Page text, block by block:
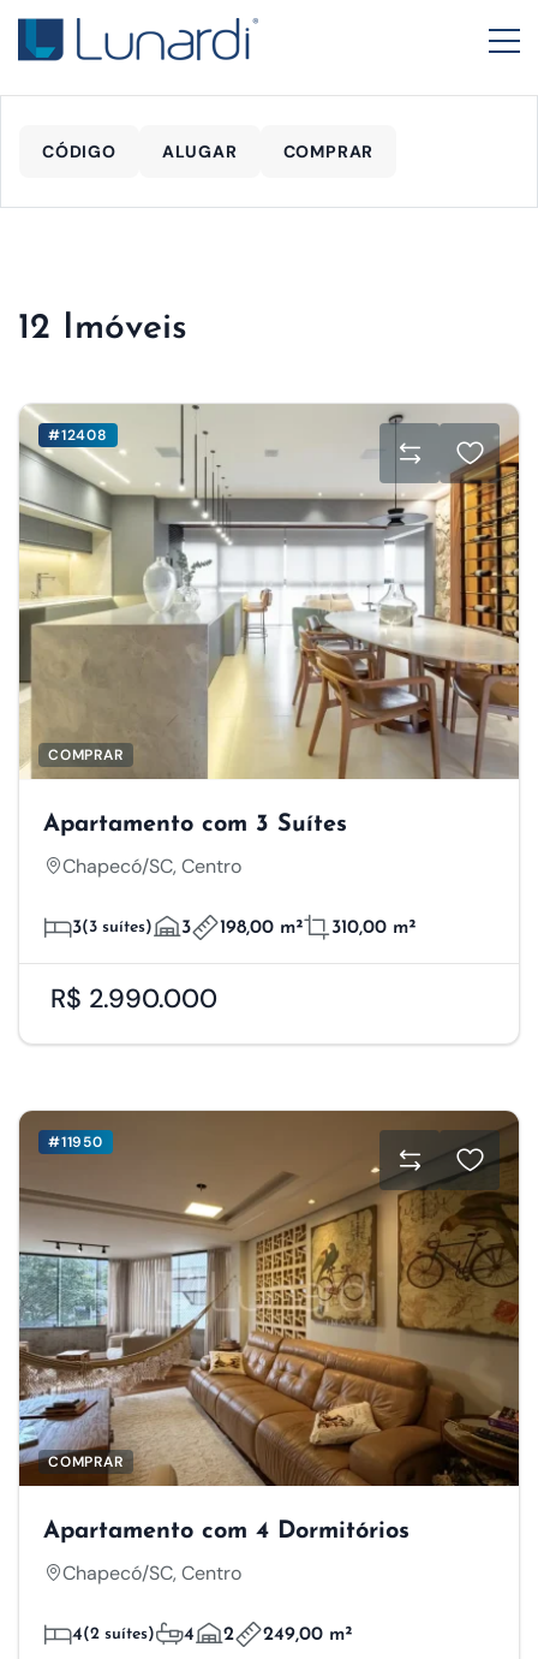
CÓDIGO ALUGAR COMPRAR
12 Imóveis
#12408
COMPRAR
Apartamento com 3 Suítes
Chapecó/SC, Centro
3(3 suítes) 3 198,00 m² 310,00 m²
R$ 2.990.000
#11950
COMPRAR
Apartamento com 4 Dormitórios
Chapecó/SC, Centro
4(2 suítes) 4 2 249,00 m²